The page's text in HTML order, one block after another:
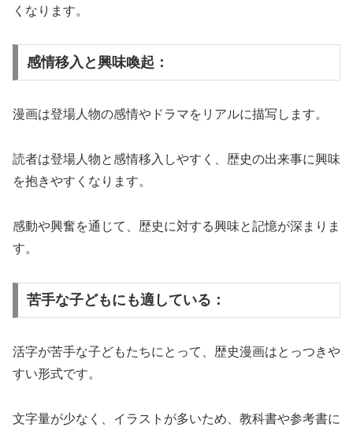
くなります。
感情移入と興味喚起：
漫画は登場人物の感情やドラマをリアルに描写します。
読者は登場人物と感情移入しやすく、歴史の出来事に興味
を抱きやすくなります。
感動や興奮を通じて、歴史に対する興味と記憶が深まりま
す。
苦手な子どもにも適している：
活字が苦手な子どもたちにとって、歴史漫画はとっつきや
すい形式です。
文字量が少なく、イラストが多いため、教科書や参考書に